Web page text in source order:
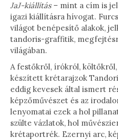
JaJ-kiállítás– mint a cím is
igazi kiállításra hívogat.
világot benépesítő alakok,
tandoris-graffitik,
világában.
A festőkről, írókról,
készített krétarajzok
eddig kevesek által ismert
képzőművészet és az
lenyomatai ezek a hol
szülte vázlatok, hol
krétaportrék. Ezernyi arc,